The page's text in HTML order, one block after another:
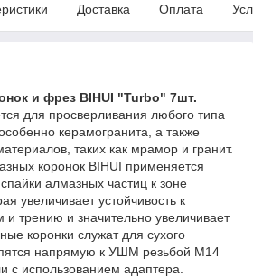
Доставка Оплата
и фрез BIHUI "Turbo" 7шт.
для просверливания любого типа
керамогранита, а также
таких как мрамор и гранит.
коронок BIHUI применяется
алмазных частиц к зоне
увеличивает устойчивость к
трению и значительно увеличивает
коронки служат для сухого
напрямую к УШМ резьбой М14
с использованием адаптера.